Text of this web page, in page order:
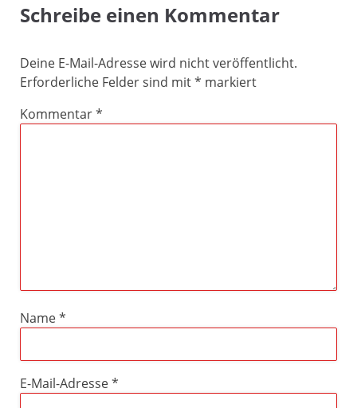
Schreibe einen Kommentar
Deine E-Mail-Adresse wird nicht veröffentlicht.
Erforderliche Felder sind mit* markiert
Kommentar*
Name*
E-Mail-Adresse*